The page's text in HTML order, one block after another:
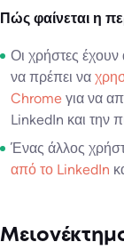
Πώς φαίνεται η
Οι χρήστες έχουν
να πρέπει να
Chrome για να
LinkedIn και την
Ένας άλλος
από το LinkedIn